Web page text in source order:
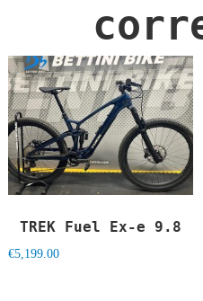
TREK Fuel Ex-e 9.8
€5,199.00